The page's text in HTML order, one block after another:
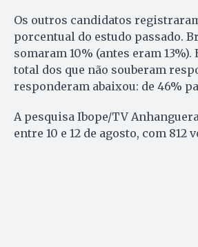
Os outros candidatos
porcentual do estudo passado.
somaram 10% (antes eram 13%).
total dos que não souberam
responderam abaixou: de 46%
A pesquisa Ibope/TV
entre 10 e 12 de agosto, com 812